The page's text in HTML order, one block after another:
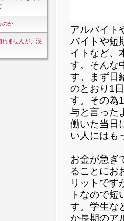
のか
れませんが、浪
アルバイト
バイトや短
イトなど、
す。そんな
す。まず日
のとおり1
す。その為
与と言った
働いた当日
い人にはも
お金が急ぎ
ることにお
リットです
トなので
す。学生な
か長期のア